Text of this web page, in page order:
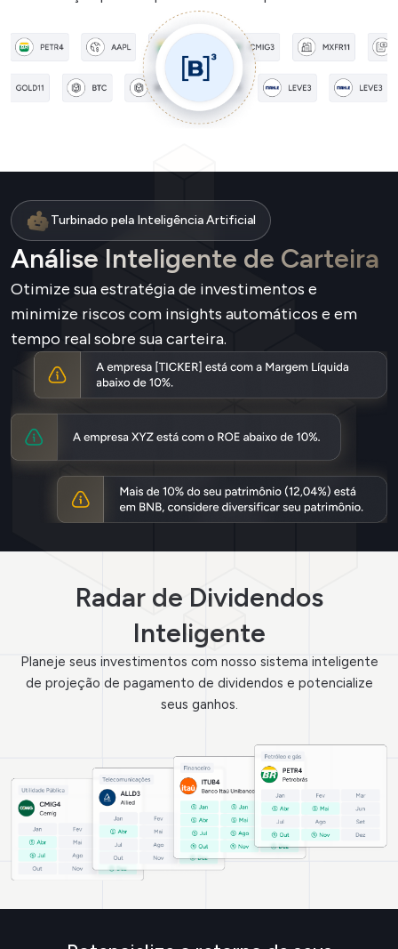
Turbinado pela Inteligência Artificial
Análise Inteligente de Carteira
Otimize sua estratégia de investimentos e
minimize riscos com insights automáticos e em
tempo real sobre sua carteira.
Radar de Dividendos
Inteligente
Planeje seus investimentos com nosso sistema inteligente
de projeção de pagamento de dividendos e potencialize
seus ganhos.